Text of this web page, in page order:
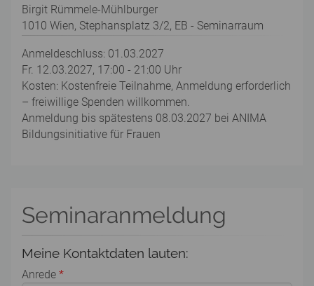
Birgit Rümmele-Mühlburger
1010 Wien, Stephansplatz 3/2, EB - Seminarraum
Anmeldeschluss: 01.03.2027
Fr. 12.03.2027, 17:00 - 21:00 Uhr
Kosten: Kostenfreie Teilnahme, Anmeldung erforderlich
– freiwillige Spenden willkommen.
Anmeldung bis spätestens 08.03.2027 bei ANIMA
Bildungsinitiative für Frauen
Seminaranmeldung
Meine Kontaktdaten lauten:
Anrede *